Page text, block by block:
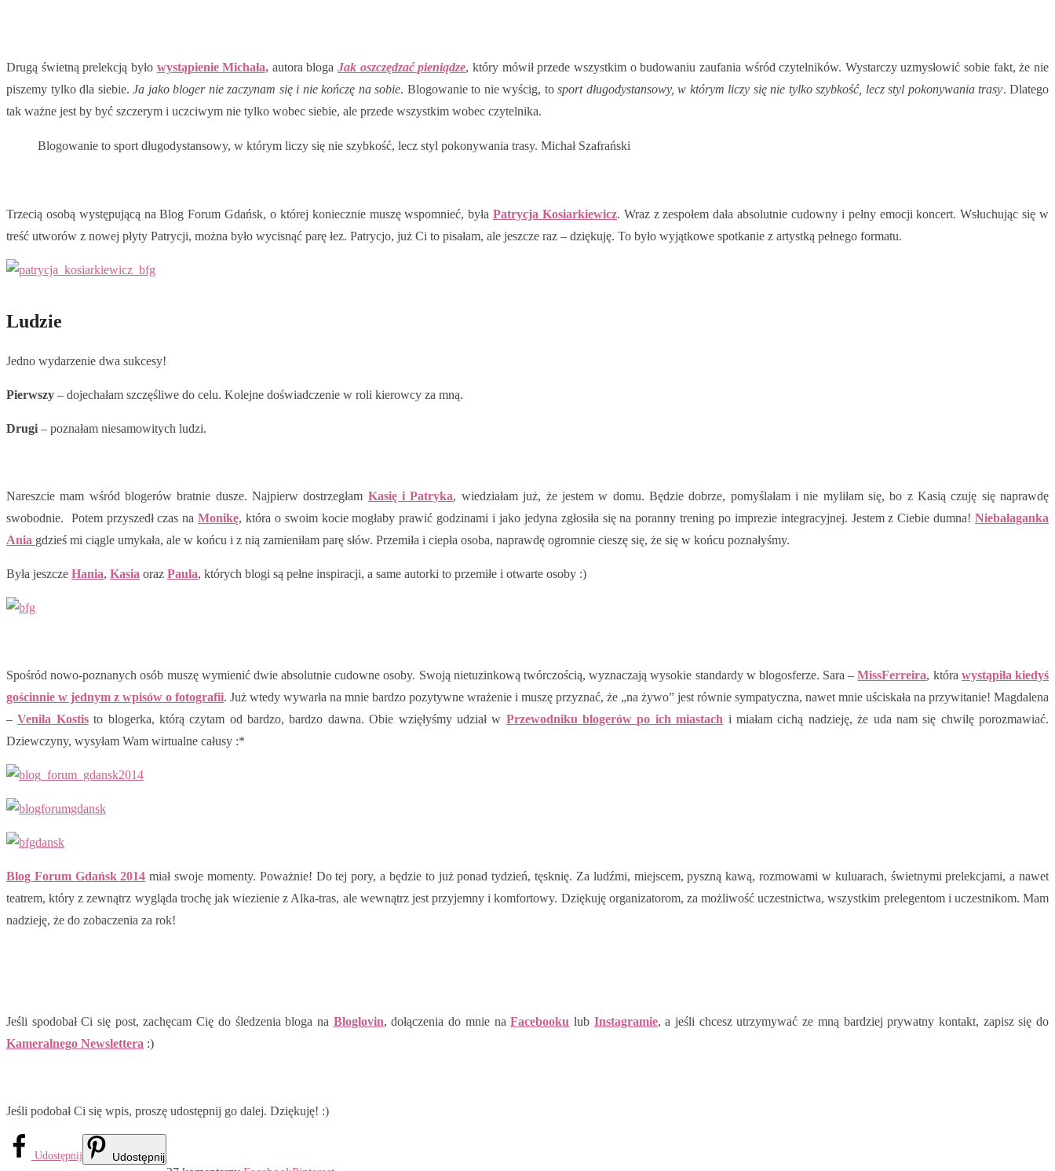
Drugą świetną prelekcją było wystąpienie Michała, autora blogaJak oszczędzać pieniądze, który mówił przede wszystkim o budowaniu zaufania wśród czytelników. Wystarczy uzmysłowić sobie fakt, że nie
piszemy tylko dla siebie.Ja jako bloger nie zaczynam się i nie kończę na sobie. Blogowanie to nie wyścig, tosport długodystansowy, w którym liczy się nie tylko szybkość, lecz styl pokonywania trasy. Dlatego
tak ważne jest by być szczerym i uczciwym nie tylko wobec siebie, ale przede wszystkim wobec czytelnika.
Blogowanie to sport długodystansowy, w którym liczy się nie szybkość, lecz styl pokonywania trasy. Michał Szafrański
Trzecią osobą występującą na Blog Forum Gdańsk, o której koniecznie muszę wspomnieć, byłaPatrycja Kosiarkiewicz. Wraz z zespołem dała absolutnie cudowny i pełny emocji koncert. Wsłuchując się w
treść utworów z nowej płyty Patrycji, można było wycisnąć parę łez. Patrycjo, już Ci to pisałam, ale jeszcze raz – dziękuję. To było wyjątkowe spotkanie z artystką pełnego formatu.
Ludzie
Jedno wydarzenie dwa sukcesy!
Pierwszy – dojechałam szczęśliwe do celu. Kolejne doświadczenie w roli kierowcy za mną.
Drugi – poznałam niesamowitych ludzi.
Nareszcie mam wśród blogerów bratnie dusze. Najpierw dostrzegłam Kasię i Patryka, wiedziałam już, że jestem w domu. Będzie dobrze, pomyślałam i nie myliłam się, bo z Kasią czuję się naprawdę
swobodnie. Potem przyszedł czas naMonikę, która o swoim kocie mogłaby prawić godzinami i jako jedyna zgłosiła się na poranny trening po imprezie integracyjnej. Jestem z Ciebie dumna!Niebałaganka
Ania gdzieś mi ciągle umykała, ale w końcu i z nią zamieniłam parę słów. Przemiła i ciepła osoba, naprawdę ogromnie cieszę się, że się w końcu poznałyśmy.
Była jeszcze Hania, Kasia oraz Paula, których blogi są pełne inspiracji, a same autorki to przemiłe i otwarte osoby :)
Spośród nowo-poznanych osób muszę wymienić dwie absolutnie cudowne osoby. Swoją nietuzinkową twórczością, wyznaczają wysokie standardy w blogosferze. Sara –MissFerreira, która wystąpiła kiedyś
gościnnie w jednym z wpisów o fotografii. Już wtedy wywarła na mnie bardzo pozytywne wrażenie i muszę przyznać, że „na żywo” jest równie sympatyczna, nawet mnie uściskała na przywitanie! Magdalena
–Venila Kostisto blogerka, którą czytam od bardzo, bardzo dawna. Obie wzięłyśmy udział w Przewodniku blogerów po ich miastach i miałam cichą nadzieję, że uda nam się chwilę porozmawiać.
Dziewczyny, wysyłam Wam wirtualne całusy :*
Blog Forum Gdańsk 2014 miał swoje momenty. Poważnie! Do tej pory, a będzie to już ponad tydzień, tęsknię. Za ludźmi, miejscem, pyszną kawą, rozmowami w kuluarach, świetnymi prelekcjami, a nawet
teatrem, który z zewnątrz wygląda trochę jak wiezienie z Alka-tras, ale wewnątrz jest przyjemny i komfortowy. Dziękuję organizatorom, za możliwość uczestnictwa, wszystkim prelegentom i uczestnikom. Mam
nadzieję, że do zobaczenia za rok!
Jeśli spodobał Ci się post, zachęcam Cię do śledzenia bloga na Bloglovin, dołączenia do mnie naFacebooku lub Instagramie, a jeśli chcesz utrzymywać ze mną bardziej prywatny kontakt, zapisz się do
Kameralnego Newslettera :)
Jeśli podobał Ci się wpis, proszę udostępnij go dalej. Dziękuję! :)
Udostępnij Udostępnij